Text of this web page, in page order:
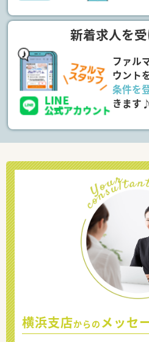
新着求人を
ファル
ウント
条件を
きます♪
横浜支店からの メッセ